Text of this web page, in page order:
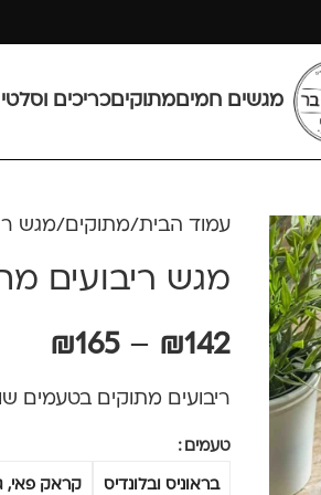
מגשים חמיםמתוקיםכריכים
עמוד הבית מתוקים מגש
מגש ריבועים
₪142
–
₪165
ריבועים מתוקים בטעמים שונים
טעמים
בראוניס ובלונדיס קראק פאי,